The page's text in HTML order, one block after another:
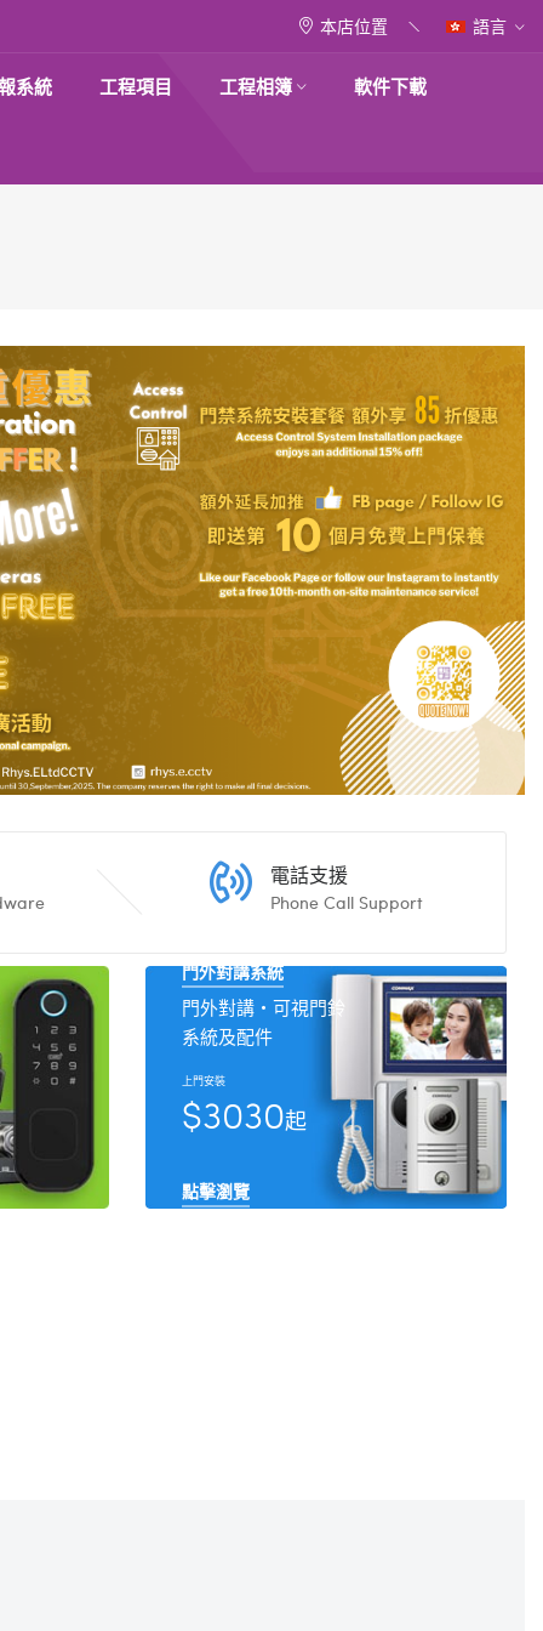
本店位置 語言
系統 工程項目 工程相簿 軟件下載
電話支援
Phone Call Support
門外對講系統
門外對講‧可視門鈴
系統及配件
上門安裝
$3030起
點擊瀏覽